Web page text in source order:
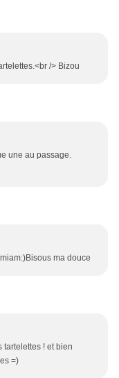
/> Bizou
une au passage.
ma douce
tartelettes ! et bien
=)